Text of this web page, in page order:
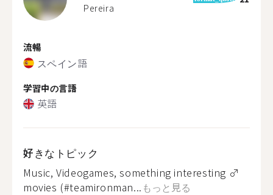
Pereira
流暢
スペイン語
学習中の言語
英語
好きなトピック
Music, Videogames, something interesting ‍♂️
movies (#teamironman... もっと見る